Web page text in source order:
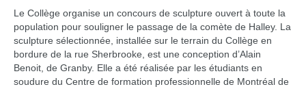
Le Collège organise un concours de sculpture ouvert à toute la
population pour souligner le passage de la comète de Halley. La
sculpture sélectionnée, installée sur le terrain du Collège en
bordure de la rue Sherbrooke, est une conception d’Alain
Benoit, de Granby. Elle a été réalisée par les étudiants en
soudure du Centre de formation professionnelle de Montréal de